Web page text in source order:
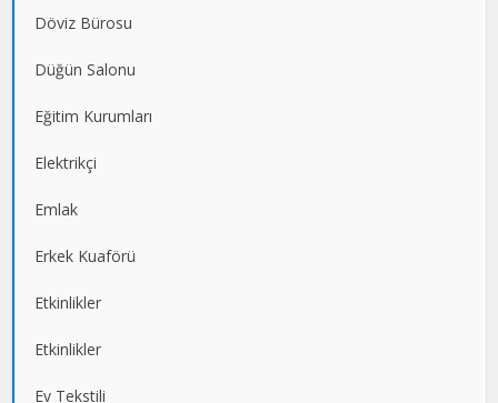
Döviz Bürosu
Düğün Salonu
Eğitim Kurumları
Elektrikçi
Emlak
Erkek Kuaförü
Etkinlikler
Etkinlikler
Ev Tekstili